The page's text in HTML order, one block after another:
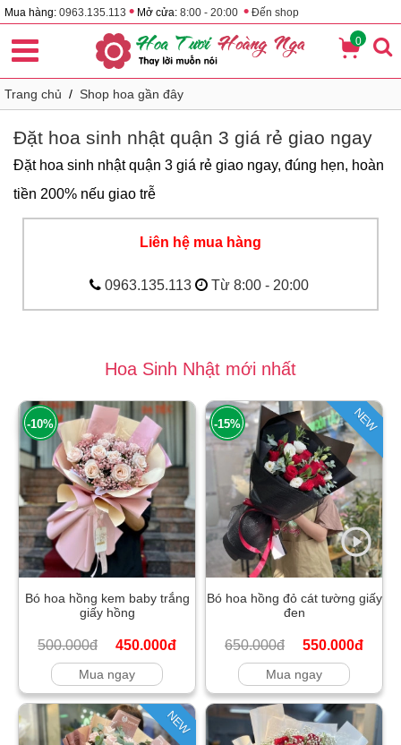
Mua hàng: 0963.135.113 • Mở cửa: 8:00 - 20:00 • Đến shop
0
Trang chủ / Shop hoa gần đây
Đặt hoa sinh nhật quận 3 giá rẻ giao ngay
Đặt hoa sinh nhật quận 3 giá rẻ giao ngay, đúng hẹn, hoàn
tiền 200% nếu giao trễ
Liên hệ mua hàng
0963.135.113 Từ 8:00 - 20:00
Hoa Sinh Nhật mới nhất
-10%
Bó hoa hồng kem baby trắng
giấy hồng
500.000đ 450.000đ
Mua ngay
NEW
-15%
Bó hoa hồng đỏ cát tường giấy
đen
650.000đ 550.000đ
Mua ngay
NEW